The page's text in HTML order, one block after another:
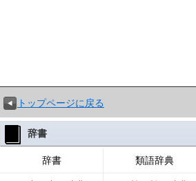
トップページに戻る
辞書
辞書 類語辞典